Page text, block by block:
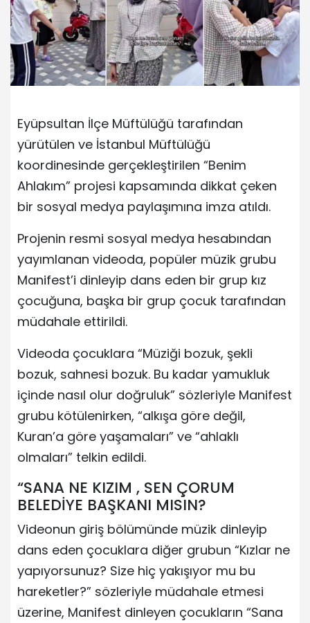
Eyüpsultan İlçe Müftülüğü tarafından
yürütülen ve İstanbul Müftülüğü
koordinesinde gerçekleştirilen “Benim
Ahlakım” projesi kapsamında dikkat çeken
bir sosyal medya paylaşımına imza atıldı.
Projenin resmi sosyal medya hesabından
yayımlanan videoda, popüler müzik grubu
Manifest’i dinleyip dans eden bir grup kız
çocuğuna, başka bir grup çocuk tarafından
müdahale ettirildi.
Videoda çocuklara “Müziği bozuk, şekli
bozuk, sahnesi bozuk. Bu kadar yamukluk
içinde nasıl olur doğruluk” sözleriyle Manifest
grubu kötülenirken, “alkışa göre değil,
Kuran’a göre yaşamaları” ve “ahlaklı
olmaları” telkin edildi.
“SANA NE KIZIM , SEN ÇORUM
BELEDİYE BAŞKANI MISIN?
Videonun giriş bölümünde müzik dinleyip
dans eden çocuklara diğer grubun “Kızlar ne
yapıyorsunuz? Size hiç yakışıyor mu bu
hareketler?” sözleriyle müdahale etmesi
üzerine, Manifest dinleyen çocukların “Sana